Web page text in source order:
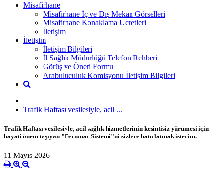
Misafirhane
Misafirhane İç ve Dış Mekan Görselleri
Misafirhane Konaklama Ücretleri
İletişim
İletişim
İletişim Bilgileri
İl Sağlık Müdürlüğü Telefon Rehberi
Görüş ve Öneri Formu
Arabuluculuk Komisyonu İletişim Bilgileri
Trafik Haftası vesilesiyle, acil ...
Trafik Haftası vesilesiyle, acil sağlık hizmetlerinin kesintisiz yürümesi için
hayati önem taşıyan "Fermuar Sistemi"ni sizlere hatırlatmak isterim.
11 Mayıs 2026